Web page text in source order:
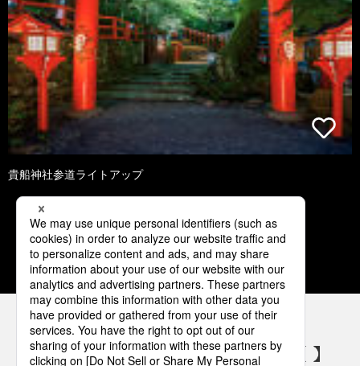
貴船神社参道ライトアップ
1 2 3 4 5
パナソニックの電気設備 SNSアカウント